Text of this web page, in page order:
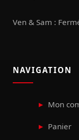
Ven & Sam :
NAVIGATION
Mon
Panier